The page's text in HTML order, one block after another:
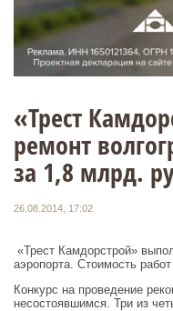
«Трест
ремонт
за 1,8 млрд.
26.08.2014, 17:02
«Трест Камдорстрой»
аэропорта. Стоимость
Конкурс на проведение
несостоявшимся. Три из